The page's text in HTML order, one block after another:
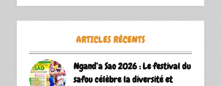
ARTICLES RÉCENTS
Ngand’a Sao 2026 : Le festival du
safou célèbre la diversité et